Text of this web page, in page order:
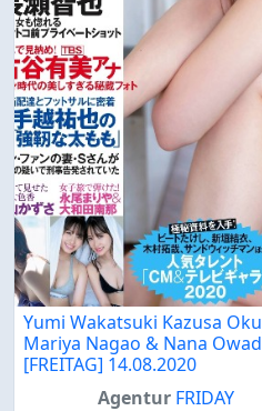
Yumi Wakatsuki Kazusa
Mariya Nagao & Nana
[FREITAG] 14.08.2020
Agentur FRIDAY